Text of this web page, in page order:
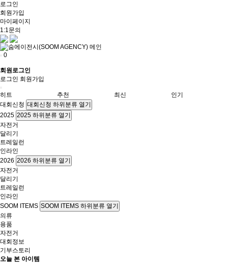
로그인
회원가입
마이페이지
1:1문의
0
회원로그인
로그인 회원가입
히트 추천 최신
인기
대회신청 대회신청 하위분류 열기
2025 2025 하위분류 열기
자전거
달리기
트레일런
인라인
2026 2026 하위분류 열기
자전거
달리기
트레일런
인라인
SOOM ITEMS SOOM ITEMS 하위분류 열기
의류
용품
자전거
대회정보
기부스토리
오늘 본 아이템